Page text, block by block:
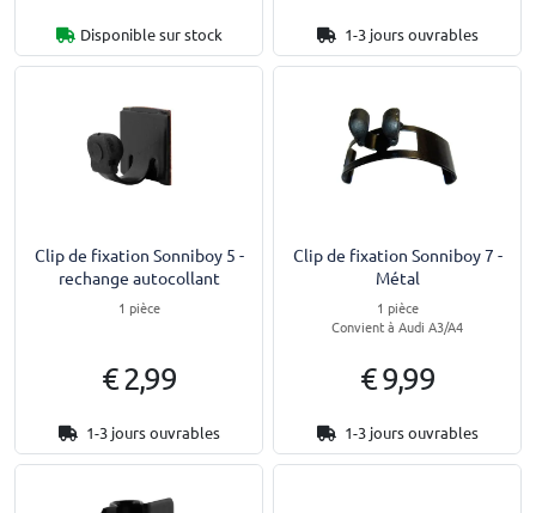
Disponible sur stock 1-3 jours ouvrables
Clip de fixation Sonniboy 5 -
rechange autocollant
1 pièce
€ 2,99
1-3 jours ouvrables
Clip de fixation Sonniboy 7 -
Métal
1 pièce
Convient à Audi A3/A4
€ 9,99
1-3 jours ouvrables